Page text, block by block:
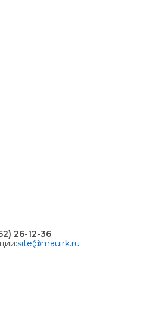
26-12-36
site@mauirk.ru